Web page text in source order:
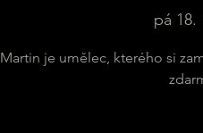
pá 18.
Martin je umělec, kterého si